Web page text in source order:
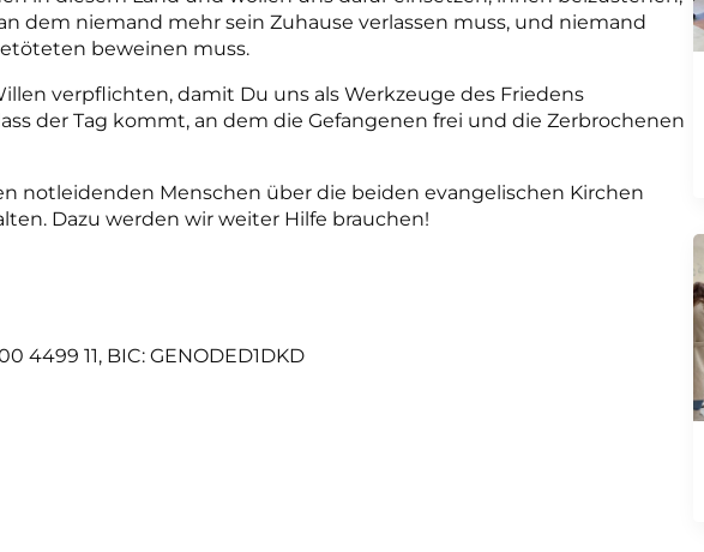
dem niemand mehr sein Zuhause verlassen muss, und niemand
beweinen muss.
verpflichten, damit Du uns als Werkzeuge des Friedens
der Tag kommt, an dem die Gefangenen frei und die Zerbrochenen
notleidenden Menschen über die beiden evangelischen Kirchen
Dazu werden wir weiter Hilfe brauchen!
4499 11, BIC: GENODED1DKD